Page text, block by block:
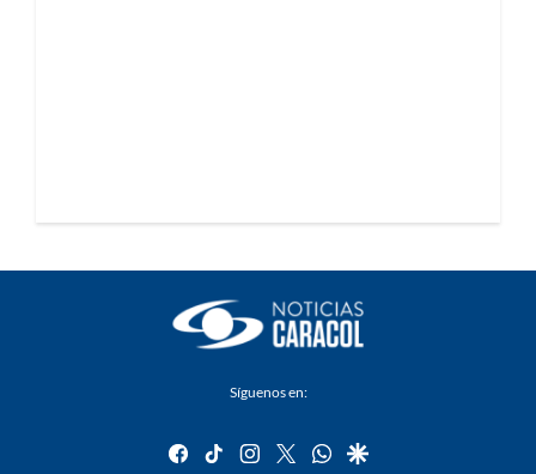
Síguenos en:
facebook
tiktok instagram
twitterwhatsapp
google